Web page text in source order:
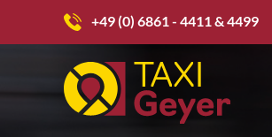
+49 (0) 6861 - 4411 & 4499